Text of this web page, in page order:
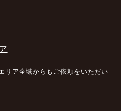
リア全域からもご依頼をいただい